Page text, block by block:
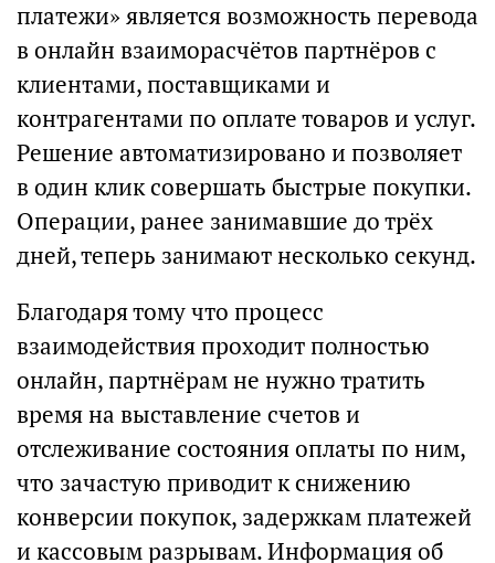
платежи» является возможность перевода
в онлайн взаиморасчётов партнёров с
клиентами, поставщиками и
контрагентами по оплате товаров и услуг.
Решение автоматизировано и позволяет
в один клик совершать быстрые покупки.
Операции, ранее занимавшие до трёх
дней, теперь занимают несколько секунд.
Благодаря тому что процесс
взаимодействия проходит полностью
онлайн, партнёрам не нужно тратить
время на выставление счетов и
отслеживание состояния оплаты по ним,
что зачастую приводит к снижению
конверсии покупок, задержкам платежей
и кассовым разрывам. Информация об